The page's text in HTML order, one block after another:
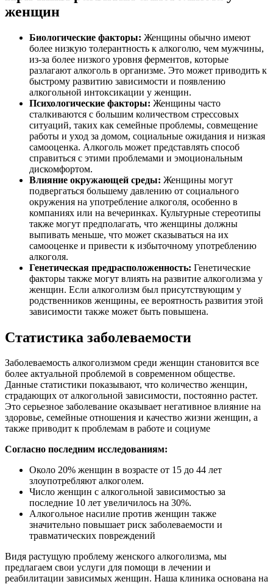
женщин
Биологические факторы: Женщины обычно имеют
более низкую толерантность к алкоголю, чем мужчины,
из-за более низкого уровня ферментов, которые
разлагают алкоголь в организме. Это может приводить к
быстрому развитию зависимости и появлению
алкогольной интоксикации у женщин.
Психологические факторы: Женщины часто
сталкиваются с большим количеством стрессовых
ситуаций, таких как семейные проблемы, совмещение
работы и уход за домом, социальные ожидания и низкая
самооценка. Алкоголь может представлять способ
справиться с этими проблемами и эмоциональным
дискомфортом.
Влияние окружающей среды: Женщины могут
подвергаться большему давлению от социального
окружения на употребление алкоголя, особенно в
компаниях или на вечеринках. Культурные стереотипы
также могут предполагать, что женщины должны
выпивать меньше, что может сказываться на их
самооценке и привести к избыточному употреблению
алкоголя.
Генетическая предрасположенность: Генетические
факторы также могут влиять на развитие алкоголизма у
женщин. Если алкоголизм был присутствующим у
родственников женщины, ее вероятность развития этой
зависимости также может быть повышена.
Статистика заболеваемости
Заболеваемость алкоголизмом среди женщин становится все
более актуальной проблемой в современном обществе.
Данные статистики показывают, что количество женщин,
страдающих от алкогольной зависимости, постоянно растет.
Это серьезное заболевание оказывает негативное влияние на
здоровье, семейные отношения и качество жизни женщин, а
также приводит к проблемам в работе и социуме
Согласно последним исследованиям:
Около 20% женщин в возрасте от 15 до 44 лет
злоупотребляют алкоголем.
Число женщин с алкогольной зависимостью за
последние 10 лет увеличилось на 30%.
Алкогольное насилие против женщин также
значительно повышает риск заболеваемости и
травматических повреждений
Видя растущую проблему женского алкоголизма, мы
предлагаем свои услуги для помощи в лечении и
реабилитации зависимых женщин. Наша клиника основана на